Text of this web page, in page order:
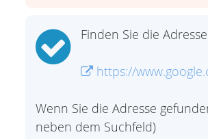
Finden Sie die
https://
Wenn Sie die Adresse
neben dem Suchfeld)